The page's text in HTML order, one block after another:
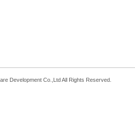
Development Co.,Ltd All Rights Reserved.